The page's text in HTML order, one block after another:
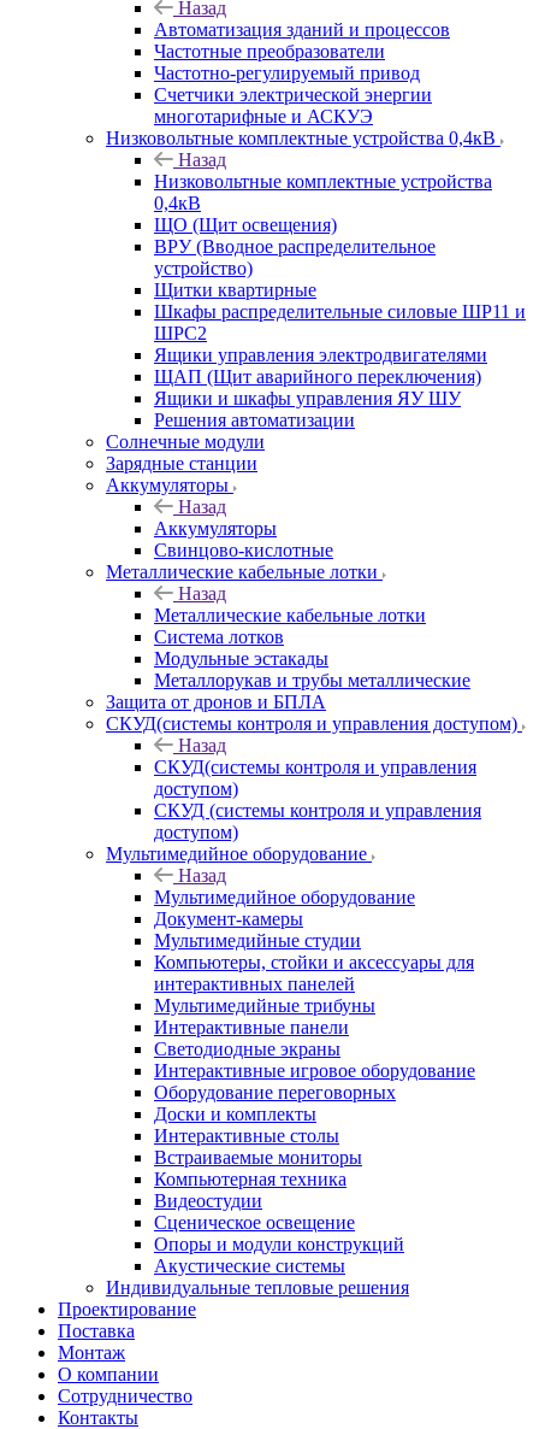
Назад
Автоматизация зданий и процессов
Частотные преобразователи
Частотно-регулируемый привод
Счетчики электрической энергии
многотарифные и АСКУЭ
Низковольтные комплектные устройства 0,4кВ
Назад
Низковольтные комплектные устройства
0,4кВ
ЩО (Щит освещения)
ВРУ (Вводное распределительное
устройство)
Щитки квартирные
Шкафы распределительные силовые ШР11 и
ШРС2
Ящики управления электродвигателями
ЩАП (Щит аварийного переключения)
Ящики и шкафы управления ЯУ ШУ
Решения автоматизации
Солнечные модули
Зарядные станции
Аккумуляторы
Назад
Аккумуляторы
Свинцово-кислотные
Металлические кабельные лотки
Назад
Металлические кабельные лотки
Система лотков
Модульные эстакады
Металлорукав и трубы металлические
Защита от дронов и БПЛА
СКУД(системы контроля и управления доступом)
Назад
СКУД(системы контроля и управления
доступом)
СКУД (системы контроля и управления
доступом)
Мультимедийное оборудование
Назад
Мультимедийное оборудование
Документ-камеры
Мультимедийные студии
Компьютеры, стойки и аксессуары для
интерактивных панелей
Мультимедийные трибуны
Интерактивные панели
Светодиодные экраны
Интерактивные игровое оборудование
Оборудование переговорных
Доски и комплекты
Интерактивные столы
Встраиваемые мониторы
Компьютерная техника
Видеостудии
Cценическое освещение
Опоры и модули конструкций
Акустические системы
Индивидуальные тепловые решения
Проектирование
Поставка
Монтаж
О компании
Сотрудничество
Контакты